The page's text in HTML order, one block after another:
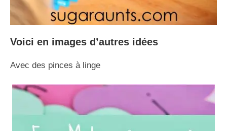
Voici en images d’autres idées
Avec des pinces à linge